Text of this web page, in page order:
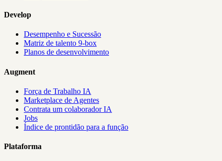
Develop
Desempenho e Sucessão
Matriz de talento 9-box
Planos de desenvolvimento
Augment
Força de Trabalho IA
Marketplace de Agentes
Contrata um colaborador IA
Jobs
Índice de prontidão para a função
Plataforma